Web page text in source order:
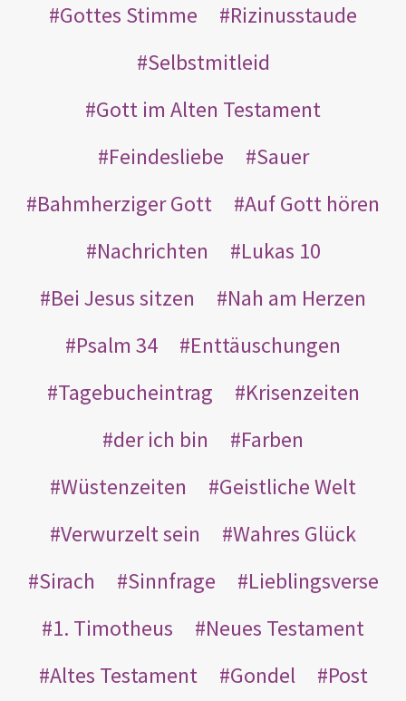
Gottes Stimme
Rizinusstaude
Selbstmitleid
Gott im Alten Testament
Feindesliebe
Sauer
Bahmherziger Gott
Auf Gott hören
Nachrichten
Lukas 10
Bei Jesus sitzen
Nah am Herzen
Psalm 34
Enttäuschungen
Tagebucheintrag
Krisenzeiten
der ich bin
Farben
Wüstenzeiten
Geistliche Welt
Verwurzelt sein
Wahres Glück
Sirach
Sinnfrage
Lieblingsverse
1. Timotheus
Neues Testament
Altes Testament
Gondel
Post